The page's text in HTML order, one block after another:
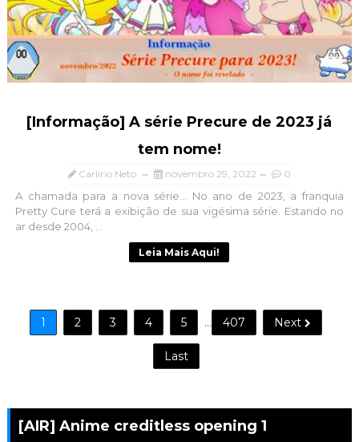
[Informação] A série Precure de 2023 já
tem nome!
Carlírio Neto novembro 29, 2022 0
A chamada para a nova série... No ano de 2023, a franquia
Pretty Cure terá a exibição de sua vigésima série. Estando no
ar desde 2004, ...
Leia Mais Aqui!
1 2 3 4 5 ... 407 Next
Last
[AIR] Anime creditless opening 1